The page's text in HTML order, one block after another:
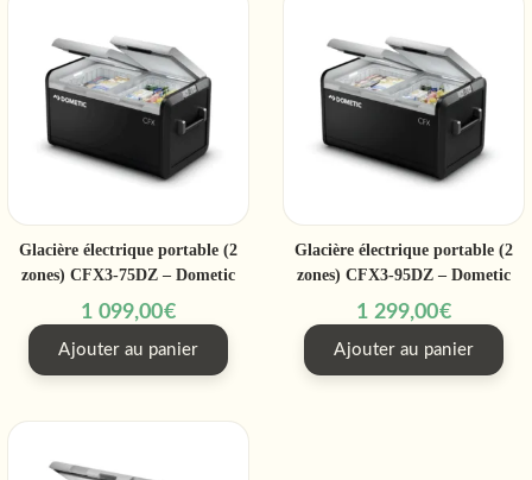
Glacière électrique portable (2
zones) CFX3-75DZ – Dometic
1 099,00€
Ajouter au panier
Glacière électrique portable (2
zones) CFX3-95DZ – Dometic
1 299,00€
Ajouter au panier